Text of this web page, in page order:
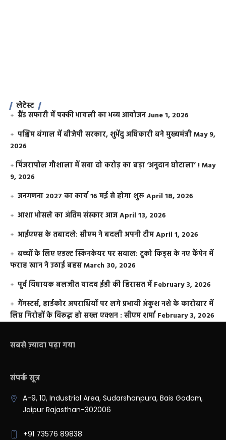
लेटेस्ट
ग्रैंड सफारी में पक्की भायली का भव्य आयोजन June 1, 2026
पश्चिम बंगाल में बीजेपी सरकार, शुभेंदु अधिकारी बने मुख्यमंत्रीMay 9,
2026
​पिंजरापोल गौशाला में सवा दो करोड़ का बड़ा ‘अनुदान घोटाला’ !May
9, 2026
जनगणना 2027 का कार्य 16 मई से होगा शुरूApril 18, 2026
आशा भोसले का अंतिम संस्कार आजApril 13, 2026
आईएएस के तबादले: सीएम ने बदली अपनी टीमApril 1, 2026
बच्चों के लिए एडल्ट स्किनकेयर पर सवाल: टूको किड्स के नए कैंपेन में
फराह खान ने उठाई बहसMarch 30, 2026
पूर्व विधायक बलजीत यादव ईडी की हिरासत में February 3, 2026
गैंगस्टर्स, हार्डकोर अपराधियों पर लगे प्रभावी अंकुश नशे के कारोबार में
लिप्त गिरोहों के विरूद्ध हो सख्त एक्शन : सीएम शर्मा February 3, 2026
सबसे ज़्यादा पढ़ा गया
संपर्क सूत्र
A-9, 10, Industrial Area, Sudarshanpura, Bais Godam,
Jaipur Rajasthan-302006
+91 73576 89838